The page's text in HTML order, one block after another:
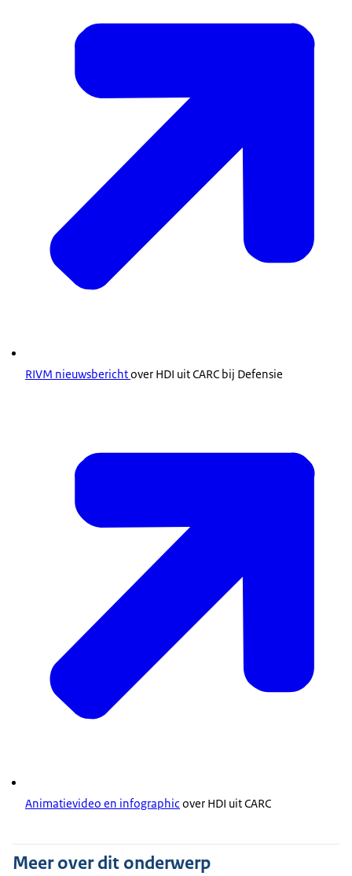
RIVM nieuwsberichtover HDI uit CARC bij Defensie
Animatievideo en infographic over HDI uit CARC
Meer over dit onderwerp